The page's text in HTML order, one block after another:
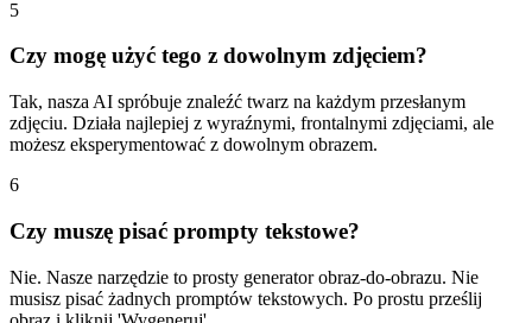
5
Czy mogę użyć tego z dowolnym zdjęciem?
Tak, nasza AI spróbuje znaleźć twarz na każdym przesłanym
zdjęciu. Działa najlepiej z wyraźnymi, frontalnymi zdjęciami, ale
możesz eksperymentować z dowolnym obrazem.
6
Czy muszę pisać prompty tekstowe?
Nie. Nasze narzędzie to prosty generator obraz-do-obrazu. Nie
musisz pisać żadnych promptów tekstowych. Po prostu prześlij